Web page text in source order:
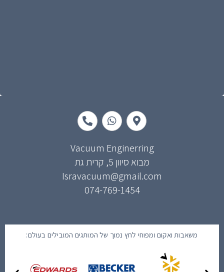
a
p
m
a
r
k
e
r
l
t
h
a
s
a
p
p
h
o
e
-
a
l
t
Vacuum Enginerring
מבוא סיוון 5, קרית גת
Isravacuum@gmail.com
074-769-1454
משאבות ואקום ומפוחי לחץ נמוך של המותגים המובילים בעולם: